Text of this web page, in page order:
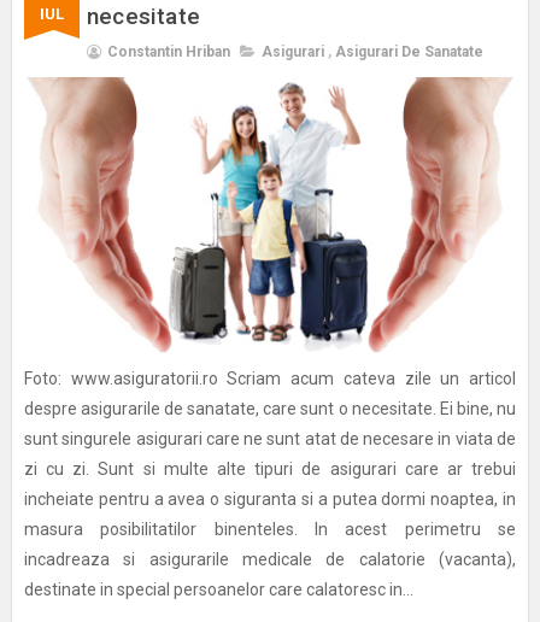
IUL
necesitate
Constantin Hriban Asigurari , Asigurari De Sanatate
Foto: www.asiguratorii.ro Scriam acum cateva zile un articol
despre asigurarile de sanatate, care sunt o necesitate. Ei bine, nu
sunt singurele asigurari care ne sunt atat de necesare in viata de
zi cu zi. Sunt si multe alte tipuri de asigurari care ar trebui
incheiate pentru a avea o siguranta si a putea dormi noaptea, in
masura posibilitatilor binenteles. In acest perimetru se
incadreaza si asigurarile medicale de calatorie (vacanta),
destinate in special persoanelor care calatoresc in...